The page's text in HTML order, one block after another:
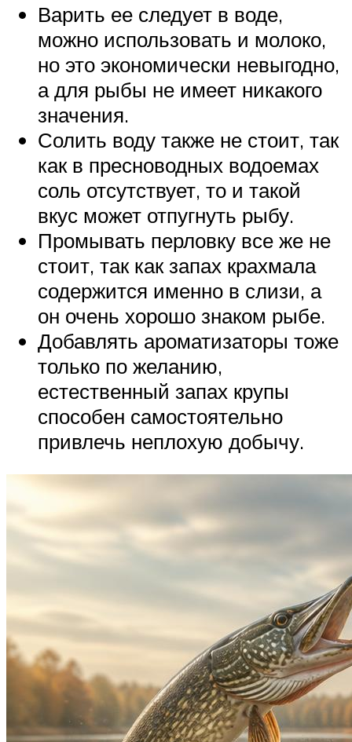
Варить ее следует в воде,
можно использовать и молоко,
но это экономически невыгодно,
а для рыбы не имеет никакого
значения.
Солить воду также не стоит, так
как в пресноводных водоемах
соль отсутствует, то и такой
вкус может отпугнуть рыбу.
Промывать перловку все же не
стоит, так как запах крахмала
содержится именно в слизи, а
он очень хорошо знаком рыбе.
Добавлять ароматизаторы тоже
только по желанию,
естественный запах крупы
способен самостоятельно
привлечь неплохую добычу.